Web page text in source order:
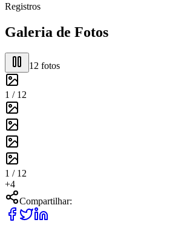
Registros
Galeria de Fotos
12 fotos
1 / 12
1 / 12
+4
Compartilhar: